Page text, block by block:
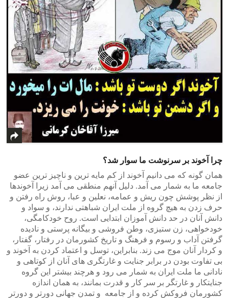
چرا آخوند بر سرنوشت ما سوار شد؟
همان گونه که می دانیم آخوند از کم مایه ترین و ناچیز ترین عضو
جامعه ما به شمار می آمد. دلیل آنهم منطقی می آمد زیرا آخوندها
از نظر پوشش چون ریش و عمامه، نعلین و عبا، روش راه رفتن و
حرف زدن به هیچ گروه از ملت ایران شباهتی ندارند، و سواد و
دانش آنان در حد دانش آموزان ابتدایی است. روح خودکامگی،
خودخواهی، زن ستیزی، وطن فروشی و بیگانه پرستی و نادیده
گرفتن آداب و رسوم و فرهنگ و تاریخ کشورمان در رفتار، گفتار،
و کردار آنان موج می زند. بنابراین، توسل و اعتماد کردن به آخوند و
بی تفاوت بودن در برابر جنایت و غارتگری های آنان از کوتاهی و
نادانی ما ملت ایران به شمار می رود و هرچند بیشتر این گروه
جنایتکار و غارتگر بر سر کار و قدرت بمانند، به همان اندازه
کشورمان فروکش کرده و از جامعه و تمدن جهانی دورتر و دورتر